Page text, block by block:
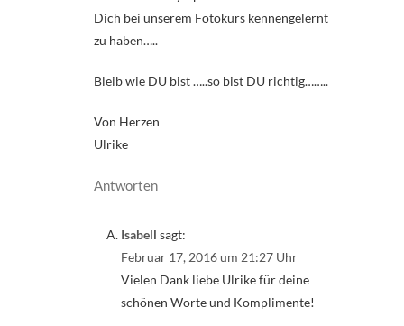
Dich bei unserem Fotokurs kennengelernt
zu haben…..
Bleib wie DU bist …..so bist DU richtig……..
Von Herzen
Ulrike
Antworten
Isabell sagt:
Februar 17, 2016 um 21:27 Uhr
Vielen Dank liebe Ulrike für deine
schönen Worte und Komplimente!